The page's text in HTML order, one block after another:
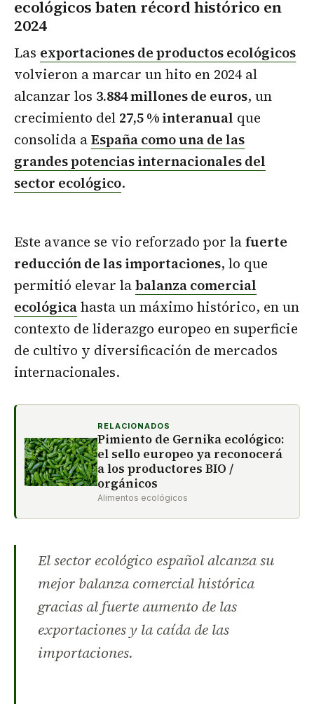
ecológicos baten récord histórico en
2024
Las exportaciones de productos ecológicos
volvieron a marcar un hito en 2024 al
alcanzar los 3.884 millones de euros, un
crecimiento del 27,5 % interanual que
consolida aEspaña como una de las
grandes potencias internacionales del
sector ecológico.
Este avance se vio reforzado por lafuerte
reducción de las importaciones, lo que
permitió elevar labalanza comercial
ecológicahasta un máximo histórico, en un
contexto de liderazgo europeo en superficie
de cultivo y diversificación de mercados
internacionales.
RELACIONADOS
Pimiento de Gernika ecológico:
el sello europeo ya reconocerá
a los productores BIO /
orgánicos
Alimentos ecológicos
El sector ecológico español alcanza su
mejor balanza comercial histórica
gracias al fuerte aumento de las
exportaciones y la caída de las
importaciones.